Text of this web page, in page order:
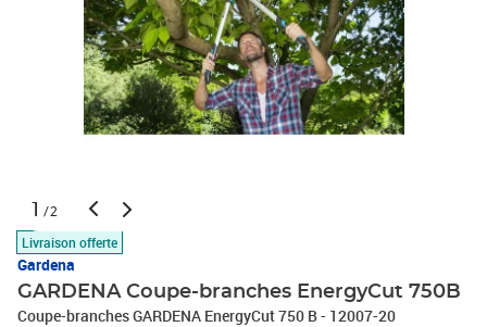
1 /2
Livraison offerte
Gardena
GARDENA Coupe-branches EnergyCut 750B
Coupe-branches GARDENA EnergyCut 750 B - 12007-20